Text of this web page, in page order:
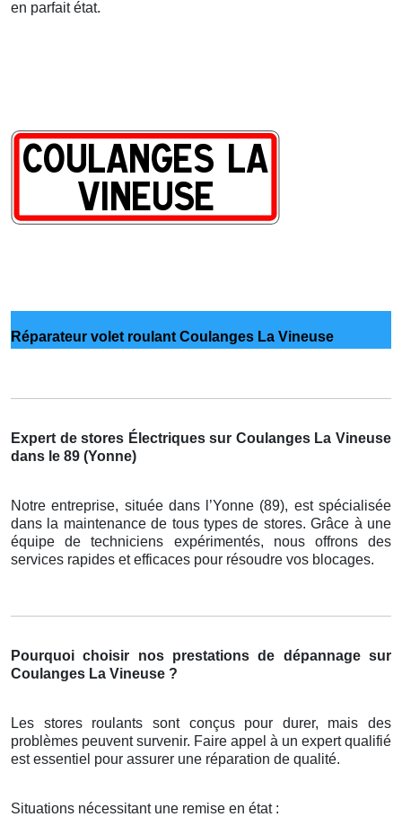
en parfait état.
Réparateur volet roulant Coulanges La Vineuse
Expert de stores Électriques sur Coulanges La Vineuse
dans le 89 (Yonne)
Notre entreprise, située dans l’Yonne (89), est spécialisée
dans la maintenance de tous types de stores. Grâce à une
équipe de techniciens expérimentés, nous offrons des
services rapides et efficaces pour résoudre vos blocages.
Pourquoi choisir nos prestations de dépannage sur
Coulanges La Vineuse ?
Les stores roulants sont conçus pour durer, mais des
problèmes peuvent survenir. Faire appel à un expert qualifié
est essentiel pour assurer une réparation de qualité.
Situations nécessitant une remise en état :